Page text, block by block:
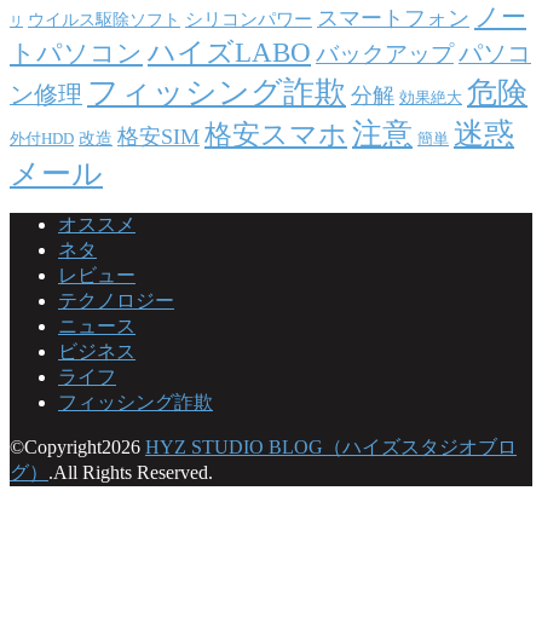
リ ウイルス駆除ソフト シリコンパワー スマートフォン ノー
トパソコン ハイズLABO バックアップパソコ
ン修理 フィッシング詐欺 分解 効果絶大 危険
外付HDD 改造 格安SIM 格安スマホ 注意 簡単 迷惑
メール
オススメ
ネタ
レビュー
テクノロジー
ニュース
ビジネス
ライフ
フィッシング詐欺
©Copyright2026 HYZ STUDIO BLOG（ハイズスタジオブロ
グ） .All Rights Reserved.